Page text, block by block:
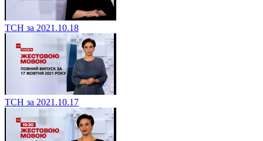
ТСН за 2021.10.18
ТСН за 2021.10.17